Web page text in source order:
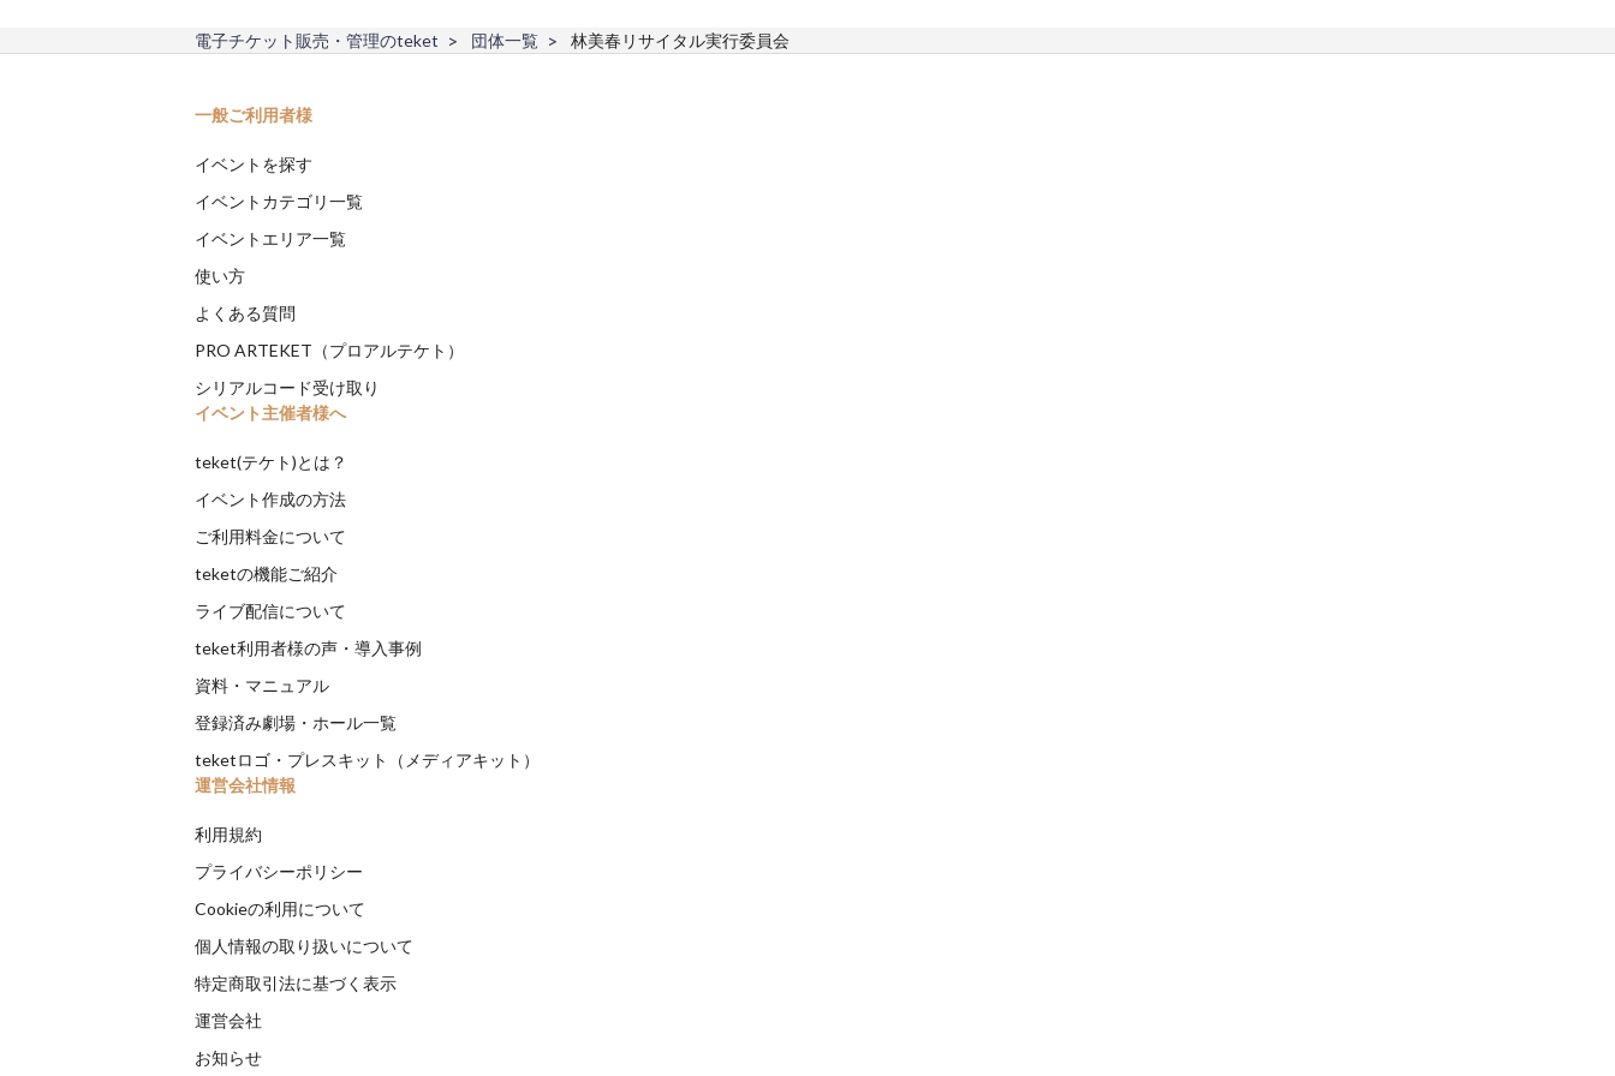
電子チケット販売・管理のteket 団体一覧 林美春リサイタル実行委員会
一般ご利用者様
イベントを探す
イベントカテゴリ一覧
イベントエリア一覧
使い方
よくある質問
PRO ARTEKET（プロアルテケト）
シリアルコード受け取り
イベント主催者様へ
teket(テケト)とは？
イベント作成の方法
ご利用料金について
teketの機能ご紹介
ライブ配信について
teket利用者様の声・導入事例
資料・マニュアル
登録済み劇場・ホール一覧
teketロゴ・プレスキット（メディアキット）
運営会社情報
利用規約
プライバシーポリシー
Cookieの利用について
個人情報の取り扱いについて
特定商取引法に基づく表示
運営会社
お知らせ